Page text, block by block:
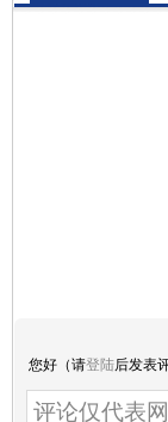
您好（请登陆后发表